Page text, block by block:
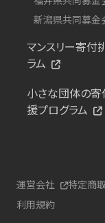
新潟県共同募金
マンスリー寄付
ラム
小さな団体の
援プログラム
運営会社 特定商
利用規約